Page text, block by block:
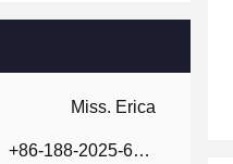
Miss. Erica
+86-188-2025-6376